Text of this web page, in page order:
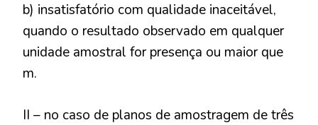
b) insatisfatório com qualidade inaceitável,
quando o resultado observado em qualquer
unidade amostral for presença ou maior que
m.
II – no caso de planos de amostragem de três